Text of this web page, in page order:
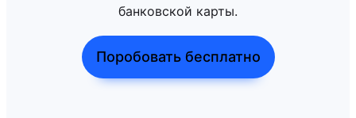
банковской карты.
Поробовать бесплатно